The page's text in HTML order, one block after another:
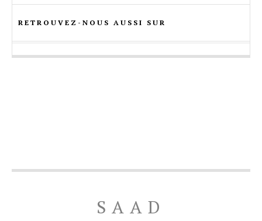
RETROUVEZ-NOUS AUSSI SUR
SAAD